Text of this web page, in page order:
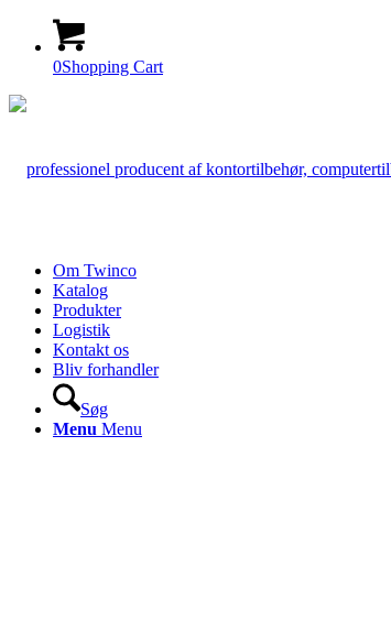
0Shopping Cart
Om Twinco
Katalog
Produkter
Logistik
Kontakt os
Bliv forhandler
Søg
Menu Menu